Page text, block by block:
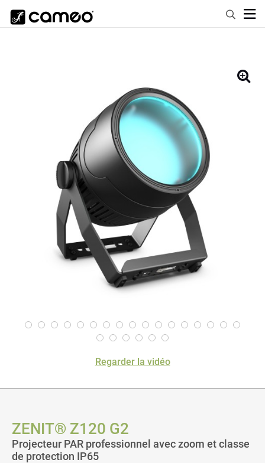
Regarder la vidéo
ZENIT® Z120 G2
Projecteur PAR professionnel avec zoom et classe
de protection IP65